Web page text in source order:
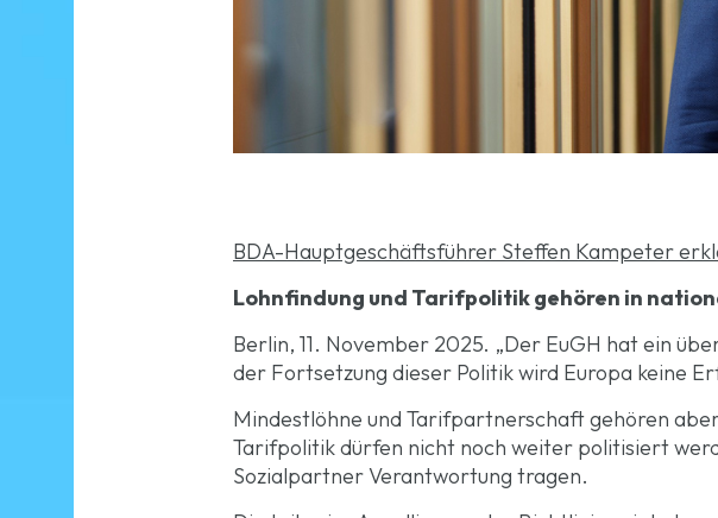
BDA-Hauptgeschäftsführer Steffen Kampeter
Lohnfindung und Tarifpolitik gehören in
Berlin, 11. November 2025. „Der EuGH hat ein
der Fortsetzung dieser Politik wird Europa keine
Mindestlöhne und Tarifpartnerschaft gehören
Tarifpolitik dürfen nicht noch weiter politisiert
Sozialpartner Verantwortung tragen.